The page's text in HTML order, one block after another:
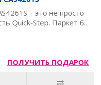
– это не просто
Quick-Step. Паркет б..
ПОЛУЧИТЬ ПОДАРОК